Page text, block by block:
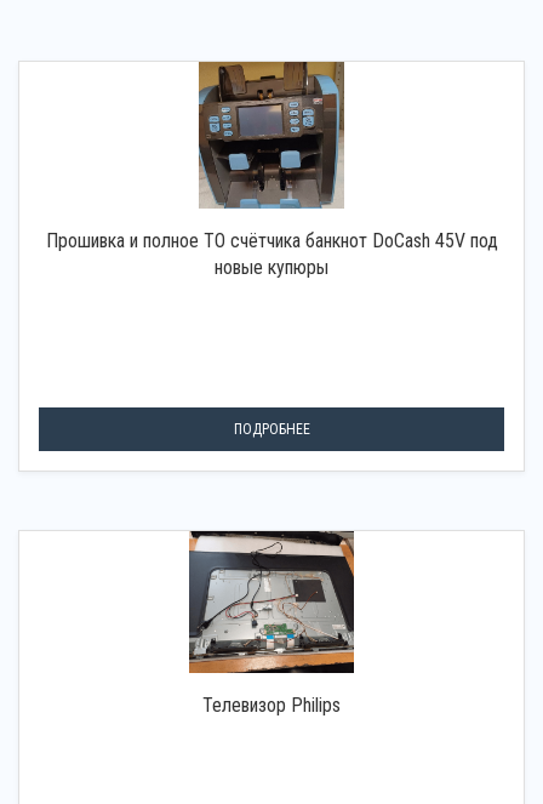
Прошивка и полное ТО счётчика банкнот DoCash 45V под
новые купюры
ПОДРОБНЕЕ
Телевизор Philips